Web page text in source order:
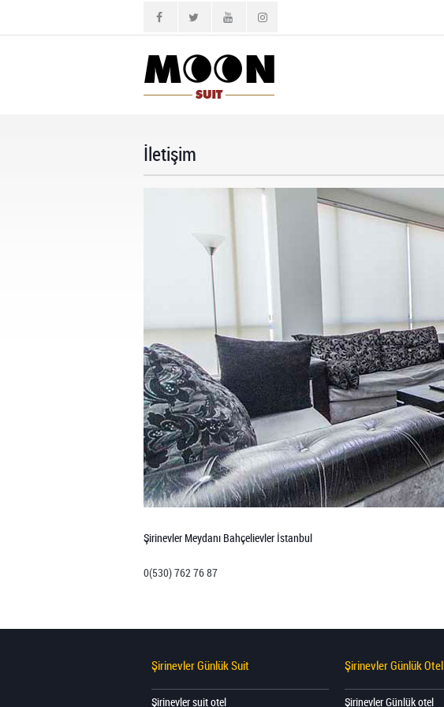
İletişim
Şirinevler Meydanı Bahçelievler İstanbul
0(530) 762 76 87
Şirinevler Günlük Suit
Şirinevler suit otel
Şirinevler Günlük Otel
Şirinevler Günlük otel